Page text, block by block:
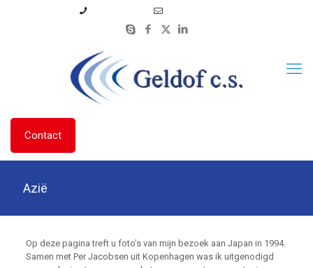
Contact
Azië
Op deze pagina treft u foto’s van mijn bezoek aan Japan in 1994.
Samen met Per Jacobsen uit Kopenhagen was ik uitgenodigd